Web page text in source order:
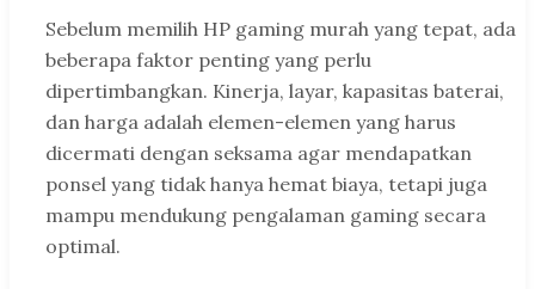
Sebelum memilih HP gaming murah yang tepat, ada
beberapa faktor penting yang perlu
dipertimbangkan. Kinerja, layar, kapasitas baterai,
dan harga adalah elemen-elemen yang harus
dicermati dengan seksama agar mendapatkan
ponsel yang tidak hanya hemat biaya, tetapi juga
mampu mendukung pengalaman gaming secara
optimal.